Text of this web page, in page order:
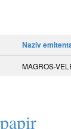
Naziv
MAGROS-